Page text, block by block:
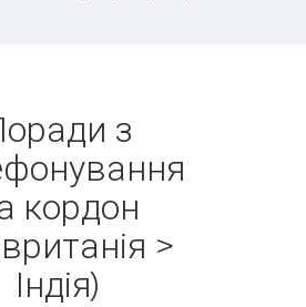
з
кордон
>
Індія)